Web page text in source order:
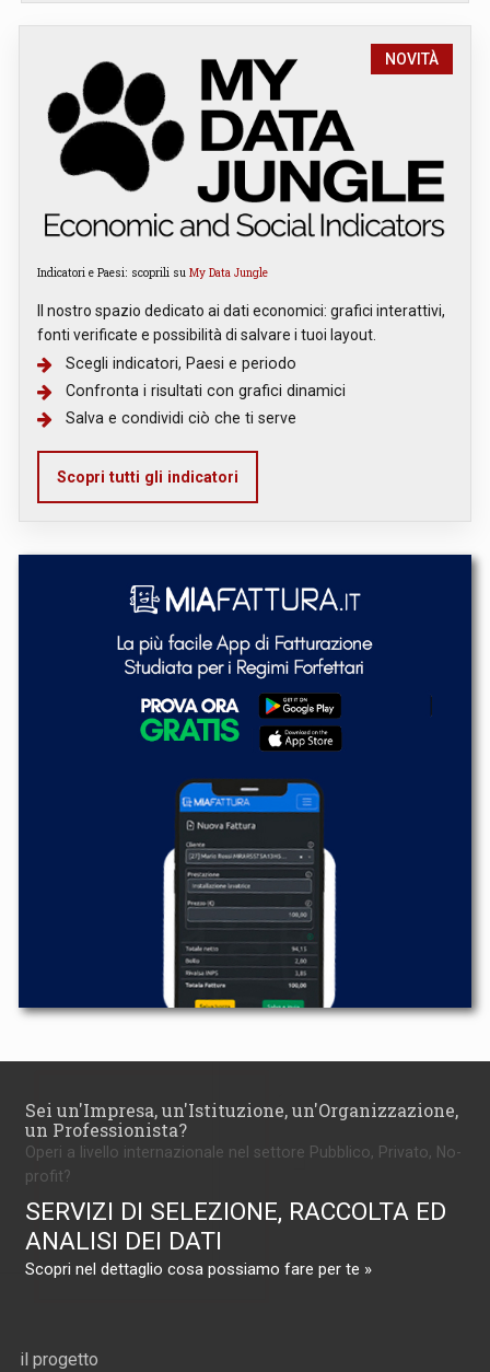
NOVITÀ
Indicatori e Paesi: scoprili su My Data Jungle
Il nostro spazio dedicato ai dati economici: grafici interattivi,
fonti verificate e possibilità di salvare i tuoi layout.
Scegli indicatori, Paesi e periodo
Confronta i risultati con grafici dinamici
Salva e condividi ciò che ti serve
Scopri tutti gli indicatori
Sei un'Impresa, un'Istituzione, un'Organizzazione,
un Professionista?
Operi a livello internazionale nel settore Pubblico, Privato, No-
profit?
SERVIZI DI SELEZIONE, RACCOLTA ED
ANALISI DEI DATI
Scopri nel dettaglio cosa possiamo fare per te »
il progetto